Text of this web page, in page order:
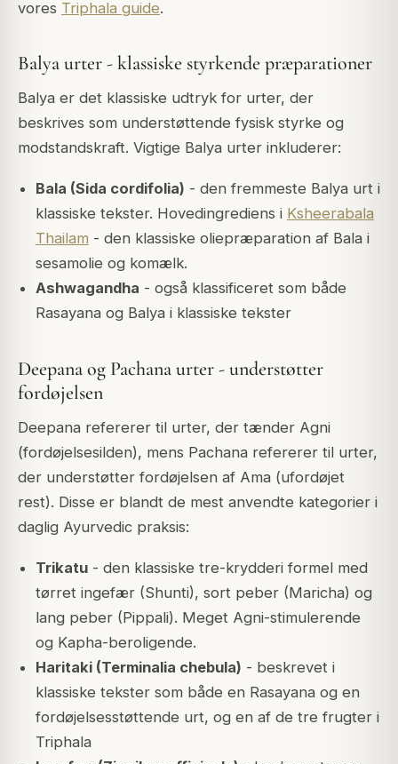
vores Triphala guide.
Balya urter - klassiske styrkende præparationer
Balya er det klassiske udtryk for urter, der
beskrives som understøttende fysisk styrke og
modstandskraft. Vigtige Balya urter inkluderer:
Bala (Sida cordifolia) - den fremmeste Balya urt i
klassiske tekster. Hovedingrediens i Ksheerabala
Thailam - den klassiske oliepræparation af Bala i
sesamolie og komælk.
Ashwagandha - også klassificeret som både
Rasayana og Balya i klassiske tekster
Deepana og Pachana urter - understøtter
fordøjelsen
Deepana refererer til urter, der tænder Agni
(fordøjelsesilden), mens Pachana refererer til urter,
der understøtter fordøjelsen af Ama (ufordøjet
rest). Disse er blandt de mest anvendte kategorier i
daglig Ayurvedic praksis:
Trikatu- den klassiske tre-krydderi formel med
tørret ingefær (Shunti), sort peber (Maricha) og
lang peber (Pippali). Meget Agni-stimulerende
og Kapha-beroligende.
Haritaki (Terminalia chebula) - beskrevet i
klassiske tekster som både en Rasayana og en
fordøjelsesstøttende urt, og en af de tre frugter i
Triphala